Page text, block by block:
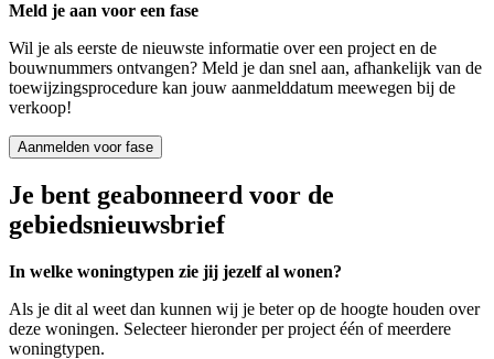
Meld je aan voor een fase
Wil je als eerste de nieuwste informatie over een project en de
bouwnummers ontvangen? Meld je dan snel aan, afhankelijk van de
toewijzingsprocedure kan jouw aanmelddatum meewegen bij de
verkoop!
Aanmelden voor fase
Je bent geabonneerd voor de
gebiedsnieuwsbrief
In welke woningtypen zie jij jezelf al wonen?
Als je dit al weet dan kunnen wij je beter op de hoogte houden over
deze woningen. Selecteer hieronder per project één of meerdere
woningtypen.